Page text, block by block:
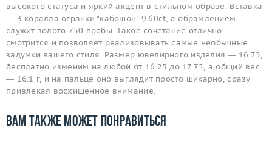
высокого статуса и яркий акцент в стильном образе. Вставка
— 3 коралла огранки "кабошон" 9.60ct, а обрамлением
служит золото 750 пробы. Такое сочетание отлично
смотрится и позволяет реализовывать самые необычные
задумки вашего стиля. Размер ювелирного изделия — 16.75,
бесплатно изменим на любой от 16.25 до 17.75, а общий вес
— 16.1 г, и на пальце оно выглядит просто шикарно, сразу
привлекая восхищенное внимание.
Вам также может понравиться